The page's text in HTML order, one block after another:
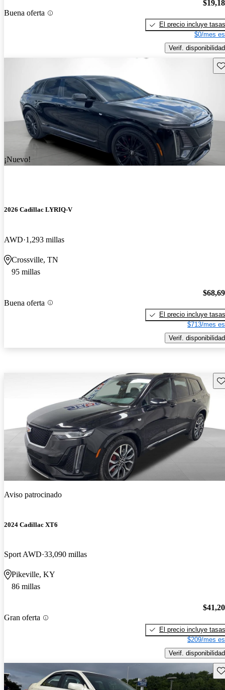
Buena oferta
El precio incluye tasas
$0/mes
Verif. disponibilidad
¡Nuevo!
2026 Cadillac LYRIQ-V
AWD 1,293 millas
Crossville, TN
95 millas
Buena oferta
El precio incluye tasas
$713/mes
Verif. disponibilidad
Aviso patrocinado
2024 Cadillac XT6
Sport AWD 33,090 millas
Pikeville, KY
86 millas
Gran oferta
El precio incluye tasas
$209/mes
Verif. disponibilidad